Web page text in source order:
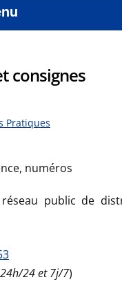
consignes
Pratiques
public de
24h/24 et 7j/7)